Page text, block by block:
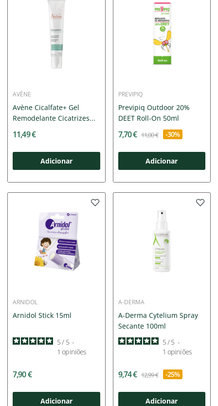
AVÈNE
Avène Cicalfate+ Gel
Remodelante Cicatrizes...
11,49 €
Adicionar
PREVIPIQ
Previpiq Outdoor 20%
DEET Roll-On 50ml
7,70 € 11,00 € -30%
Adicionar
ARNIDOL
Arnidol Stick 15ml
5/ 5 -
1 opiniões
7,90 €
Adicionar
A-DERMA
A-Derma Cytelium Spray
Secante 100ml
5/ 5 -
1 opiniões
9,74 € 12,99 € -25%
Adicionar